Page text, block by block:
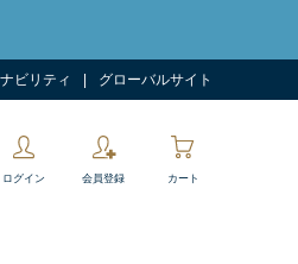
ビリティ グローバルサイト
ログイン 会員登録 カート